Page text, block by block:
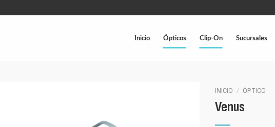
Inicio Ópticos Clip-On Sucursales
INICIO / ÓPTICO
Venus